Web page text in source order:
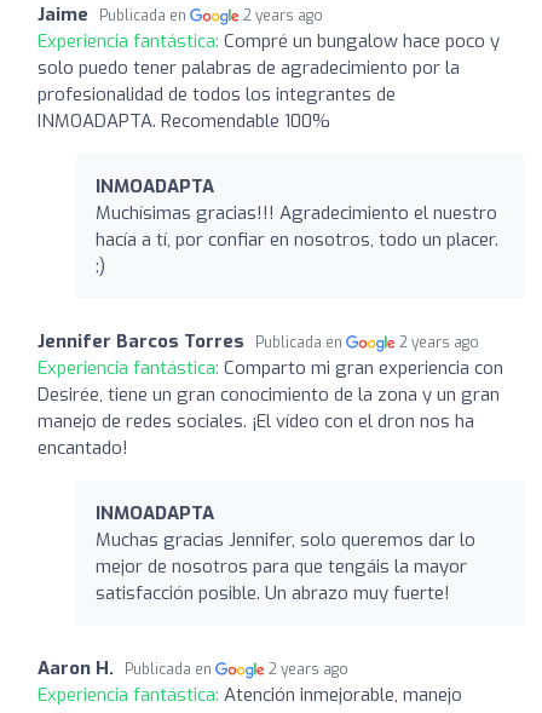
Jaime Publicada en 2 years ago
Experiencia fantástica: Compré un bungalow hace poco y
solo puedo tener palabras de agradecimiento por la
profesionalidad de todos los integrantes de
INMOADAPTA. Recomendable 100%
INMOADAPTA
Muchísimas gracias!!! Agradecimiento el nuestro
hacía a tí, por confiar en nosotros, todo un placer.
:)
Jennifer Barcos Torres Publicada en 2 years ago
Experiencia fantástica: Comparto mi gran experiencia con
Desirée, tiene un gran conocimiento de la zona y un gran
manejo de redes sociales. ¡El vídeo con el dron nos ha
encantado!
INMOADAPTA
Muchas gracias Jennifer, solo queremos dar lo
mejor de nosotros para que tengáis la mayor
satisfacción posible. Un abrazo muy fuerte!
Aaron H. Publicada en 2 years ago
Experiencia fantástica: Atención inmejorable, manejo